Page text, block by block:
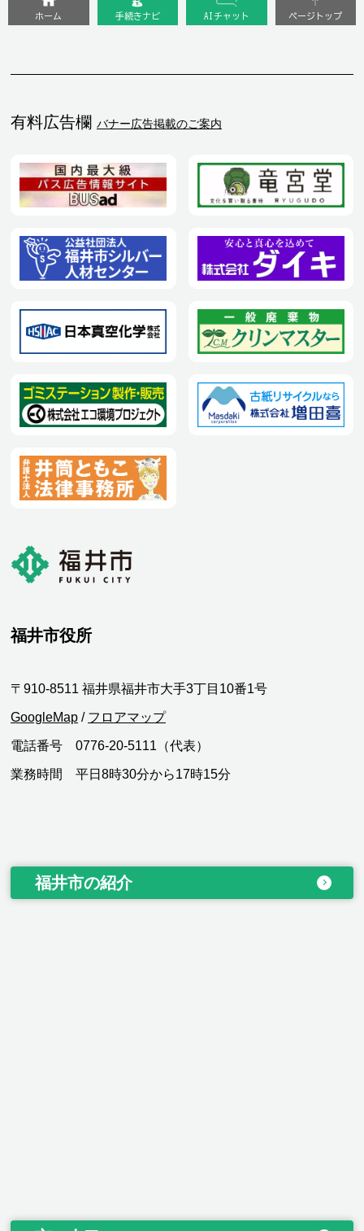
有料広告欄 バナー広告掲載のご案内
ホーム 手続きナビ AIチャット ページトップ
福井市役所
〒910-8511 福井県福井市大手3丁目10番1号
GoogleMap / フロアマップ
電話番号 0776-20-5111（代表）
業務時間 平日8時30分から17時15分
福井市の紹介